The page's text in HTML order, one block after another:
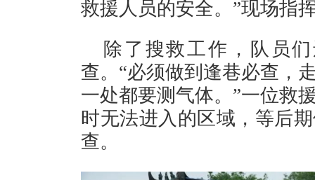
救援人员的安全。”现场指
除了搜救工作，队员
查。“必须做到逢巷必查，
一处都要测气体。”一位救
时无法进入的区域，等后
查。